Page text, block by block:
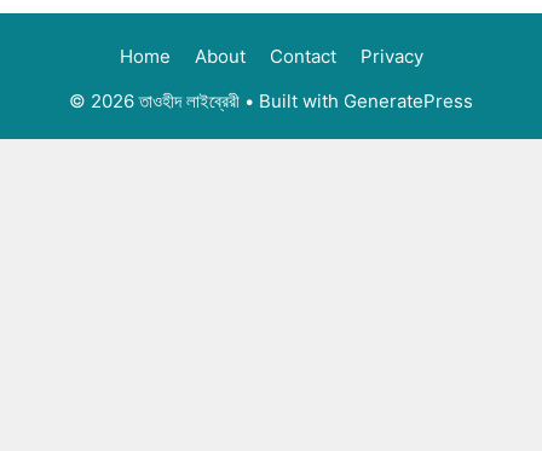
Home About Contact
Privacy
© 2026 তাওহীদ লাইব্রেরী • Built with GeneratePress